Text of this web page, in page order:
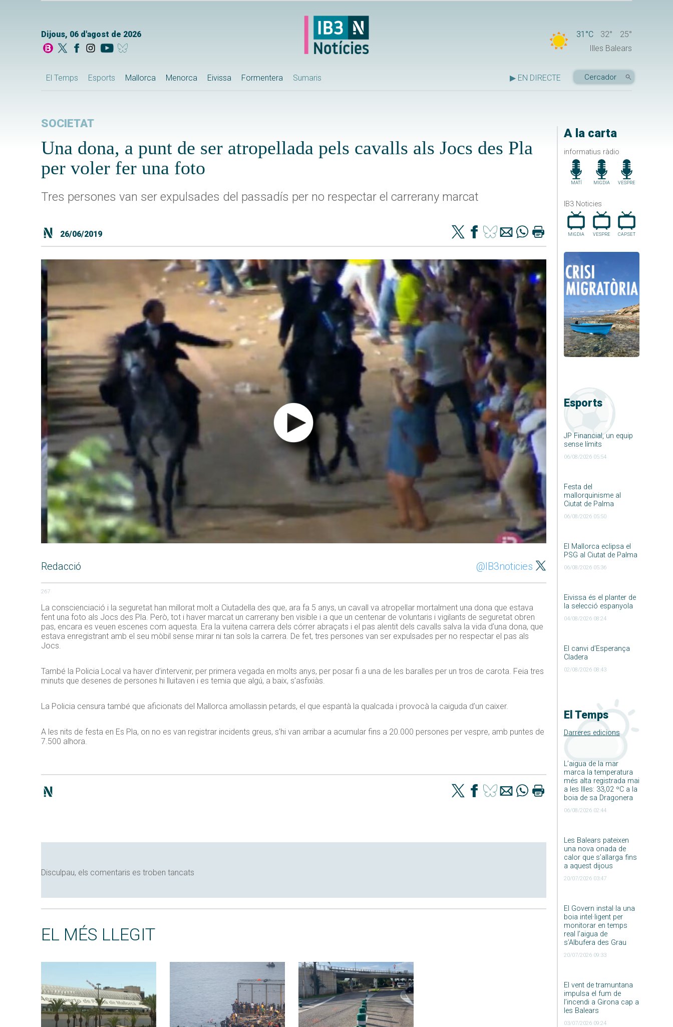
Dijous, 06 d'agost de 2026 31°C 32°
25°
Illes Balears
El Temps Esports Mallorca Menorca Eivissa Formentera Sumaris ▶ EN DIRECTE
A la carta
informatius ràdio
MATÍ MIGDIA VESPRE
IB3 Noticies
MIGDIA VESPRE CAP.SET
Esports
JP Financial, un equip
sense límits
06/08/2026 05:54
Festa del
mallorquinisme al
Ciutat de Palma
06/08/2026 05:50
El Mallorca eclipsa el
PSG al Ciutat de Palma
06/08/2026 05:36
Eivissa és el planter de
la selecció espanyola
04/08/2026 08:24
El canvi d’Esperança
Cladera
02/08/2026 08:43
El Temps
Darreres edicions
L’aigua de la mar
marca la temperatura
més alta registrada mai
a les Illes: 33,02 ºC a la
boia de sa Dragonera
06/08/2026 02:44
Les Balears pateixen
una nova onada de
calor que s’allarga fins
a aquest dijous
20/07/2026 03:47
El Govern instal·la una
boia intel·ligent per
monitorar en temps
real l’aigua de
s’Albufera des Grau
20/07/2026 09:33
El vent de tramuntana
impulsa el fum de
l’incendi a Girona cap a
les Balears
03/07/2026 09:24
SOCIETAT
Una dona, a punt de ser atropellada pels cavalls als Jocs des Pla
per voler fer una foto
Tres persones van ser expulsades del passadís per no respectar el carrerany marcat
26/06/2019
Redacció @IB3noticies
267
La conscienciació i la seguretat han millorat molt a Ciutadella des que, ara fa 5 anys, un cavall va atropellar mortalment una dona que estava
fent una foto als Jocs des Pla. Però, tot i haver marcat un carrerany ben visible i a que un centenar de voluntaris i vigilants de seguretat obren
pas, encara es veuen escenes com aquesta. Era la vuitena carrera dels córrer abraçats i el pas alentit dels cavalls salva la vida d’una dona, que
estava enregistrant amb el seu mòbil sense mirar ni tan sols la carrera. De fet, tres persones van ser expulsades per no respectar el pas als
Jocs.
També la Policia Local va haver d’intervenir, per primera vegada en molts anys, per posar fi a una de les baralles per un tros de carota. Feia tres
minuts que desenes de persones hi lluitaven i es temia que algú, a baix, s’asfixiàs.
La Policia censura també que aficionats del Mallorca amollassin petards, el que espantà la qualcada i provocà la caiguda d’un caixer.
A les nits de festa en Es Pla, on no es van registrar incidents greus, s’hi van arribar a acumular fins a 20.000 persones per vespre, amb puntes de
7.500 alhora.
Disculpau, els comentaris es troben tancats
EL MÉS LLEGIT